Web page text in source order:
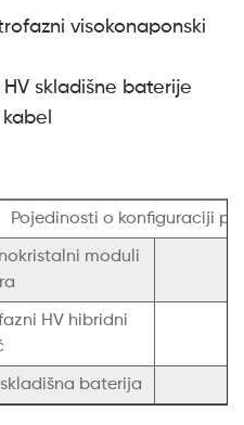
visokonaponski
HV skladišne ​​baterije
Pojedinosti o konfiguraciji
moduli
HV hibridni
skladišna baterija